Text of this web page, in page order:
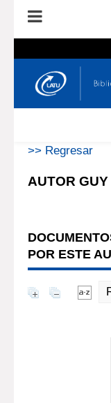
>> Regresar
AUTOR
POR ESTE